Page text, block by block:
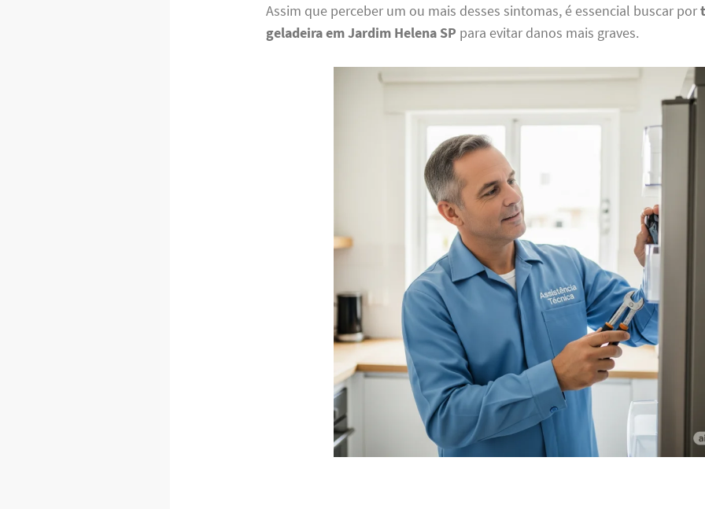
Assim que perceber um ou mais desses sintomas, é essencial buscar por
geladeira em Jardim Helena SP para evitar danos mais graves.